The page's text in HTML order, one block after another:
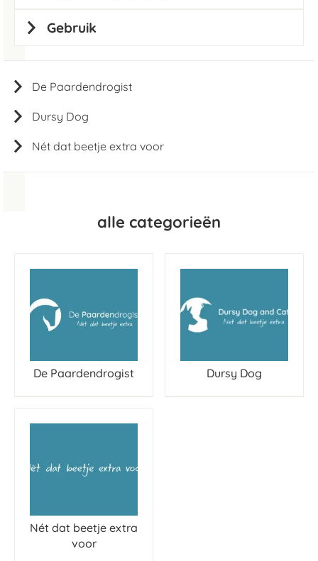
alle categorieën
De Paardendrogist Dursy Dog
Nét dat beetje extra
voor
De Paardendrogist
Dursy Dog
Nét dat beetje extra voor
Gebruik